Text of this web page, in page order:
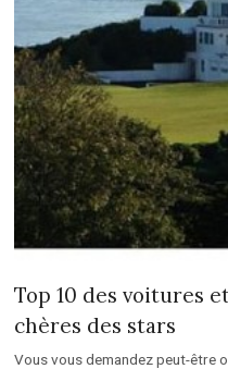
Top 10 des voitures
chères des stars
Vous vous demandez peut-être